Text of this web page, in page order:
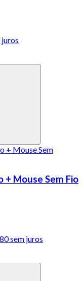
juros
Mouse Sem Fio
sem juros